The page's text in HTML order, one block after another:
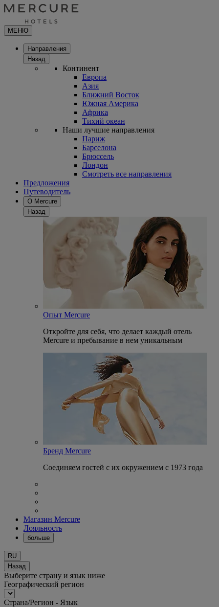
МЕНЮ
Направления
Назад
Континент
Европа
Азия
Ближний Восток
Южная Америка
Африка
Тихий океан
Наши лучшие направления
Париж
Барселона
Брюссель
Лондон
Смотреть все направления
Предложения
Путеводитель
О Mercure
Назад
Опыт Mercure
Откройте для себя, что делает каждый отель
Mercure и пребывание в нем уникальным
Бренд Mercure
Соединяем гостей с их окружением с 1973 года
Магазин Mercure
Лояльность
больше
RU
Назад
Выберите страну и язык ниже
Географический регион
Страна/Регион - Язык